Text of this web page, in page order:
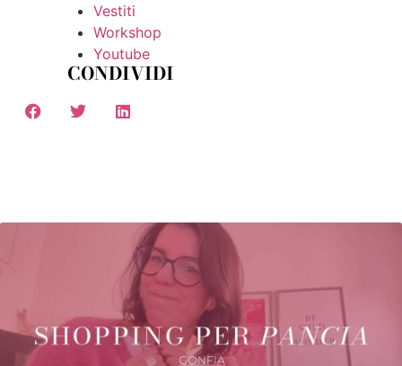
Vestiti
Workshop
Youtube
CONDIVIDI